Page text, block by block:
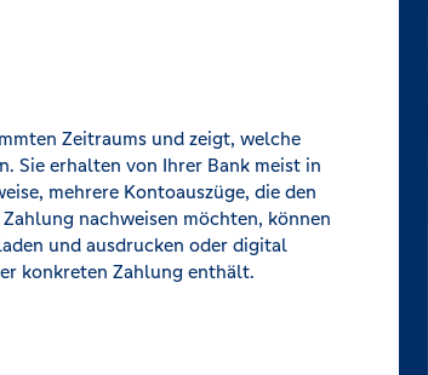
Zeitraums und zeigt, welche
Sie erhalten von Ihrer Bank meist in
mehrere Kontoauszüge, die den
nachweisen möchten, können
und ausdrucken oder digital
konkreten Zahlung enthält.